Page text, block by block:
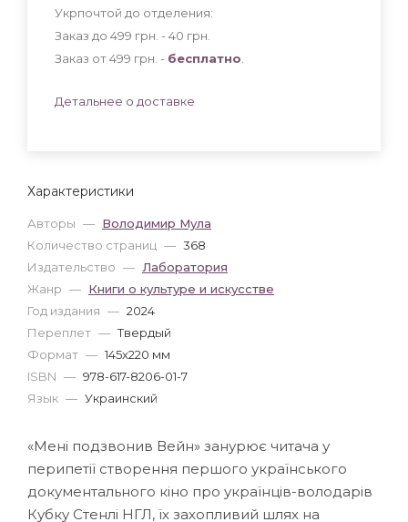
Характеристики
Авторы — Володимир Мула
Количество страниц — 368
Издательство — Лаборатория
Жанр — Книги о культуре и искусстве
Год издания — 2024
Переплет — Твердый
Формат — 145x220 мм
ISBN — 978-617-8206-01-7
Язык — Украинский
Укрпочтой до отделения:
Заказ до 499 грн. - 40 грн
Заказ от 499 грн. - бесплатно
Детальнее о доставке
«Мені подзвонив Вейн» занурює читача у
перипетії створення першого українського
документального кіно про українців-володарів
Кубку Стенлі НГЛ, їх захопливий шлях на